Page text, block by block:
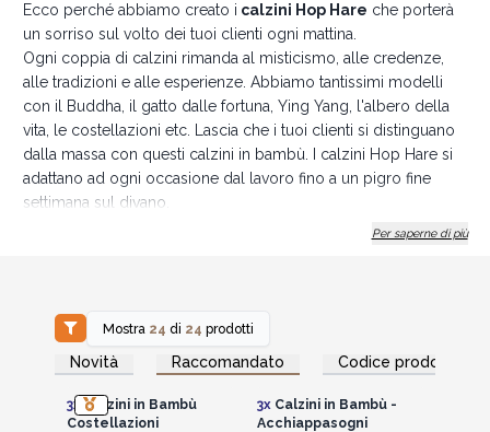
Ecco perché abbiamo creato i calzini Hop Hare che porterà
un sorriso sul volto dei tuoi clienti ogni mattina.
Ogni coppia di calzini rimanda al misticismo, alle credenze,
alle tradizioni e alle esperienze. Abbiamo tantissimi modelli
con il Buddha, il gatto dalle fortuna, Ying Yang, l'albero della
vita, le costellazioni etc. Lascia che i tuoi clienti si distinguano
dalla massa con questi calzini in bambù. I calzini Hop Hare si
adattano ad ogni occasione dal lavoro fino a un pigro fine
settimana sul divano.
Composizione: 70% bambù, 28,5% poliammide, 1,5%
elastan.
Per saperne di più
Mostra 24 di 24 prodotti
Novità Raccomandato Codice prodotto
Accedi per vedere
i prezzi all'ingrosso
3x Calzini in Bambù
Costellazioni
Accedi per vedere
i prezzi all'ingrosso
3xCalzini in Bambù -
Acchiappasogni